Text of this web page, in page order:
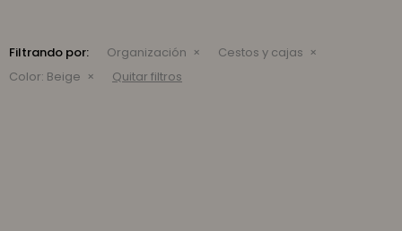
Filtrando por: Organización
Cestos y cajas
Color: Beige Quitar filtros